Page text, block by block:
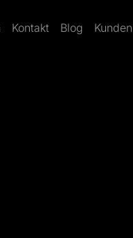
Kontakt Blog